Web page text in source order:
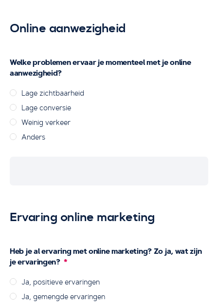
Online aanwezigheid
Welke problemen ervaar je momenteel met je online
aanwezigheid?
Lage zichtbaarheid
Lage conversie
Weinig verkeer
Anders
Ervaring online marketing
Heb je al ervaring met online marketing? Zo ja, wat zijn
je ervaringen?
Ja, positieve ervaringen
Ja, gemengde ervaringen